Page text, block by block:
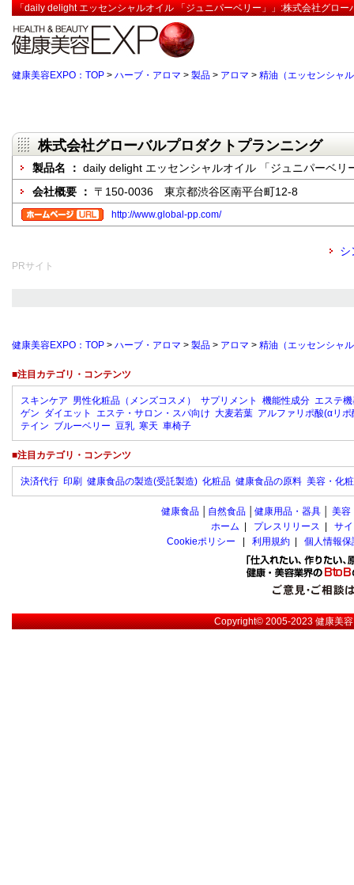
「daily delight エッセンシャルオイル 「ジュニパーベリー」」:株式会社グロ
健康美容EXPO：TOP > ハーブ・アロマ > 製品 > アロマ > 精油（エッセンシャ
株式会社グローバルプロダクトプランニング
製品名 ： daily delight エッセンシャルオイル 「ジュニパーベリ
会社概要 ： 〒150-0036 東京都渋谷区南平台町12-8
http://www.global-pp.com/
シ
PRサイト
健康美容EXPO：TOP > ハーブ・アロマ > 製品 > アロマ > 精油（エッセンシャ
■注目カテゴリ・コンテンツ
スキンケア 男性化粧品（メンズコスメ） サプリメント 機能性成分 エステ
ゲン ダイエット エステ・サロン・スパ向け 大麦若葉 アルファリポ酸(αリポ
テイン ブルーベリー 豆乳 寒天 車椅子
■注目カテゴリ・コンテンツ
決済代行 印刷 健康食品の製造(受託製造) 化粧品 健康食品の原料 美容・化
健康食品 自然食品 健康用品・器具 美容
ホーム
プレスリリース
サ
Cookieポリシー
利用規約 個人情報
Copyright© 2005-2023健康美